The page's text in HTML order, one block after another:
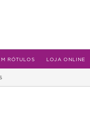
RÓTULOS LOJA ONLINE